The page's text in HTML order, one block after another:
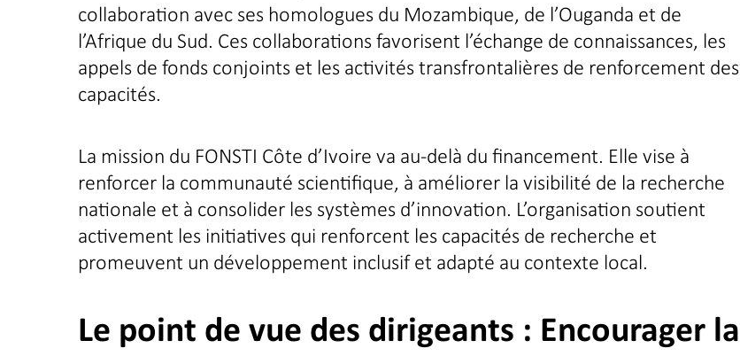
collaboration avec ses homologues du Mozambique, de l’Ouganda et de
l’Afrique du Sud. Ces collaborations favorisent l’échange de connaissances, les
appels de fonds conjoints et les activités transfrontalières de renforcement des
capacités.
La mission du FONSTI Côte d’Ivoire va au-delà du financement. Elle vise à
renforcer la communauté scientifique, à améliorer la visibilité de la recherche
nationale et à consolider les systèmes d’innovation. L’organisation soutient
activement les initiatives qui renforcent les capacités de recherche et
promeuvent un développement inclusif et adapté au contexte local.
Le point de vue des dirigeants : Encourager la